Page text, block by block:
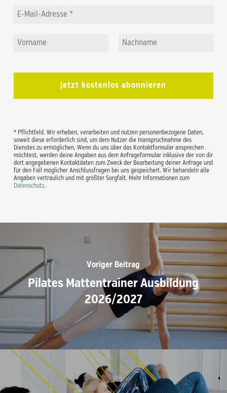
* Pflichtfeld. Wir erheben, verarbeiten und nutzen personenbezogene Daten,
soweit diese erforderlich sind, um dem Nutzer die Inanspruchnahme des
Dienstes zu ermöglichen. Wenn du uns über das Kontaktformular ansprechen
möchtest, werden deine Angaben aus dem Anfrageformular inklusive der von dir
dort angegebenen Kontaktdaten zum Zweck der Bearbeitung deiner Anfrage und
für den Fall möglicher Anschlussfragen bei uns gespeichert. Wir behandeln alle
Angaben vertraulich und mit größter Sorgfalt. Mehr Informationen zum
Datenschutz.
Voriger Beitrag
Pilates Mattentrainer Ausbildung
2026/2027